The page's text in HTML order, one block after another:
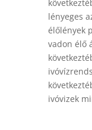
lényeges
élőlények
vadon élő
ivóvizek